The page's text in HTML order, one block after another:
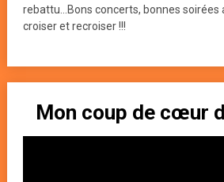
rebattu...Bons concerts, bonnes soirées
croiser et recroiser !!!
Mon coup de cœur